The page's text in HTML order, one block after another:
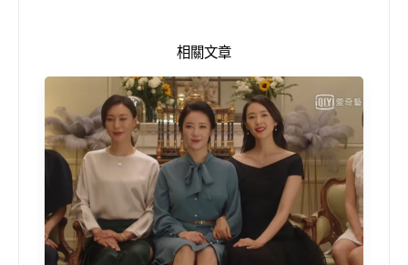
相關文章